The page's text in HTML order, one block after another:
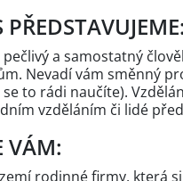
PŘEDSTAVUJEME:
pečlivý a samostatný
Nevadí vám směnný
to rádi naučíte).
vzděláním či lidé
VÁM:
rodinné firmy, která